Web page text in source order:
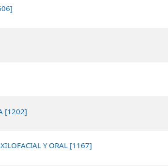
[1202]
Y ORAL [1167]